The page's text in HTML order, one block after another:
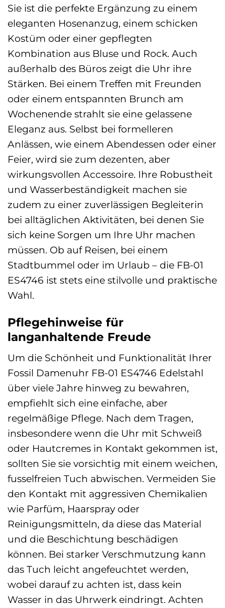
Sie ist die perfekte Ergänzung zu einem
eleganten Hosenanzug, einem schicken
Kostüm oder einer gepflegten
Kombination aus Bluse und Rock. Auch
außerhalb des Büros zeigt die Uhr ihre
Stärken. Bei einem Treffen mit Freunden
oder einem entspannten Brunch am
Wochenende strahlt sie eine gelassene
Eleganz aus. Selbst bei formelleren
Anlässen, wie einem Abendessen oder einer
Feier, wird sie zum dezenten, aber
wirkungsvollen Accessoire. Ihre Robustheit
und Wasserbeständigkeit machen sie
zudem zu einer zuverlässigen Begleiterin
bei alltäglichen Aktivitäten, bei denen Sie
sich keine Sorgen um Ihre Uhr machen
müssen. Ob auf Reisen, bei einem
Stadtbummel oder im Urlaub – die FB-01
ES4746 ist stets eine stilvolle und praktische
Wahl.
Pflegehinweise für
langanhaltende Freude
Um die Schönheit und Funktionalität Ihrer
Fossil Damenuhr FB-01 ES4746 Edelstahl
über viele Jahre hinweg zu bewahren,
empfiehlt sich eine einfache, aber
regelmäßige Pflege. Nach dem Tragen,
insbesondere wenn die Uhr mit Schweiß
oder Hautcremes in Kontakt gekommen ist,
sollten Sie sie vorsichtig mit einem weichen,
fusselfreien Tuch abwischen. Vermeiden Sie
den Kontakt mit aggressiven Chemikalien
wie Parfüm, Haarspray oder
Reinigungsmitteln, da diese das Material
und die Beschichtung beschädigen
können. Bei starker Verschmutzung kann
das Tuch leicht angefeuchtet werden,
wobei darauf zu achten ist, dass kein
Wasser in das Uhrwerk eindringt. Achten